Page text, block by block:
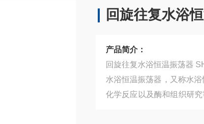
产品简介：
回旋往
水浴恒温振荡器，又称水
化学反应以及酶和组织研